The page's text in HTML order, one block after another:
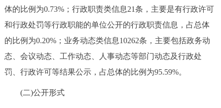
体的比例为0.73%；行政职责类信息21条，主要是有行政许可
和行政处罚等行政职能的单位公开的行政职责信息，占总体
的比例为0.20%；业务动态类信息10262条，主要包括政务动
态、会议动态、工作动态、人事动态等部门动态及行政处
罚、行政许可等结果公示，占总体的比例为95.59%。
(二)公开形式